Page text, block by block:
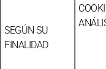
SEGÚN SU
FINALIDAD